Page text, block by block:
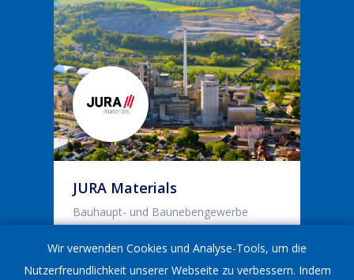
JURA Materials
Bauhaupt- und Baunebengewerbe
Aarau
Wir verwenden Cookies und Analyse-Tools, um die
Nutzerfreundlichkeit unserer Webseite zu verbessern. Indem